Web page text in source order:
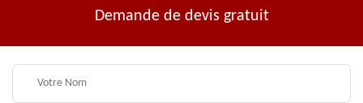
Demande de devis gratuit